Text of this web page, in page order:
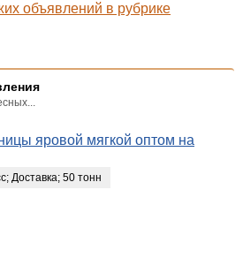
объявлений в рубрике
яровой мягкой оптом на
; Доставка; 50 тонн